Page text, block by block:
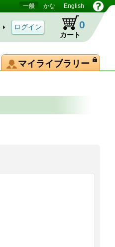
一般 かな English
カート
0
マイライブラリー